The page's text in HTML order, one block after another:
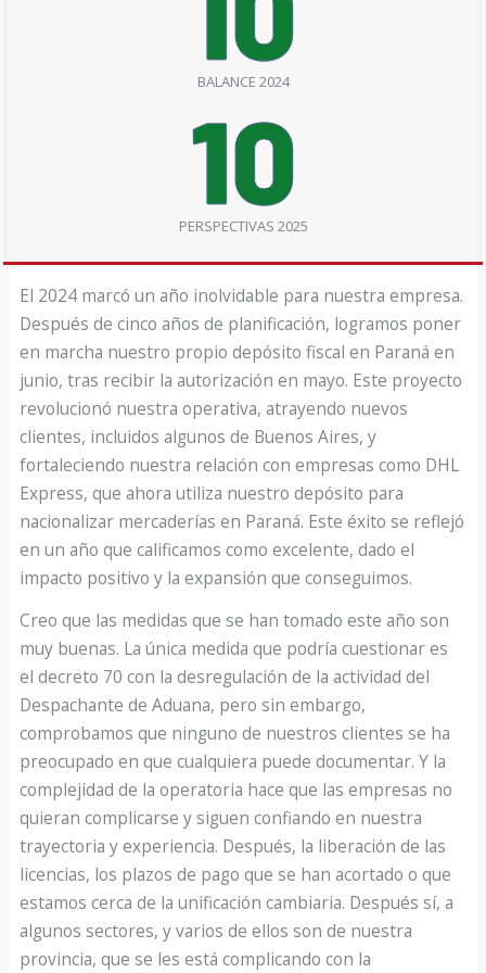
BALANCE 2024
PERSPECTIVAS 2025
El 2024 marcó un año inolvidable para nuestra empresa.
Después de cinco años de planificación, logramos poner
en marcha nuestro propio depósito fiscal en Paraná en
junio, tras recibir la autorización en mayo. Este proyecto
revolucionó nuestra operativa, atrayendo nuevos
clientes, incluidos algunos de Buenos Aires, y
fortaleciendo nuestra relación con empresas como DHL
Express, que ahora utiliza nuestro depósito para
nacionalizar mercaderías en Paraná. Este éxito se reflejó
en un año que calificamos como excelente, dado el
impacto positivo y la expansión que conseguimos.
Creo que las medidas que se han tomado este año son
muy buenas. La única medida que podría cuestionar es
el decreto 70 con la desregulación de la actividad del
Despachante de Aduana, pero sin embargo,
comprobamos que ninguno de nuestros clientes se ha
preocupado en que cualquiera puede documentar. Y la
complejidad de la operatoria hace que las empresas no
quieran complicarse y siguen confiando en nuestra
trayectoria y experiencia. Después, la liberación de las
licencias, los plazos de pago que se han acortado o que
estamos cerca de la unificación cambiaria. Después sí, a
algunos sectores, y varios de ellos son de nuestra
provincia, que se les está complicando con la